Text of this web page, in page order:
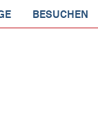
BESUCHEN